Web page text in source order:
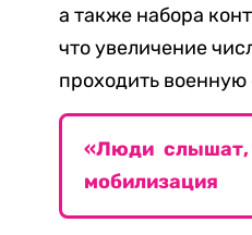
а также набора
что увеличение
проходить военную
«Люди слышат,
мобилизация